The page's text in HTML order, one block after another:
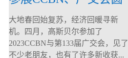
满落幕！
大地春回始复苏，经济回暖寻新
机。四月，高斯贝尔参加了
2023CCBN与第133届广交会，见了
不少老朋友，也有了许多新收获...